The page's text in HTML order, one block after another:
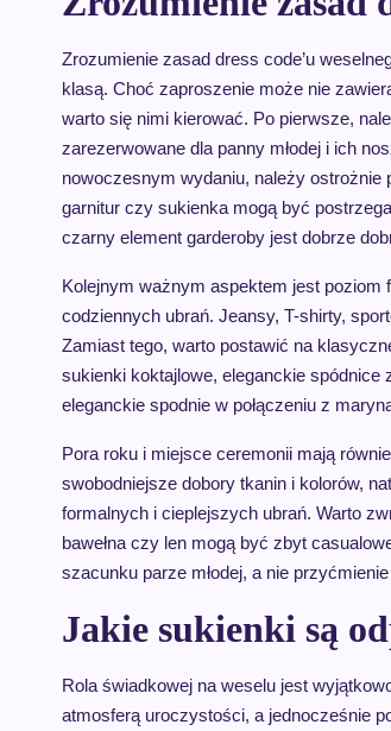
Zrozumienie zasad dress code’u
klasą. Choć zaproszenie może nie
warto się nimi kierować. Po pierwsze,
zarezerwowane dla panny młodej i ich
nowoczesnym wydaniu, należy
garnitur czy sukienka mogą być
czarny element garderoby jest dobrze
Kolejnym ważnym aspektem jest poziom
codziennych ubrań. Jeansy, T-shirty,
Zamiast tego, warto postawić na
sukienki koktajlowe, eleganckie spódnice
eleganckie spodnie w połączeniu z
Pora roku i miejsce ceremonii mają
swobodniejsze dobory tkanin i kolorów,
formalnych i cieplejszych ubrań. Warto
bawełna czy len mogą być zbyt
szacunku parze młodej, a nie
Jakie sukienki są
Rola świadkowej na weselu jest
atmosferą uroczystości, a jednocześnie